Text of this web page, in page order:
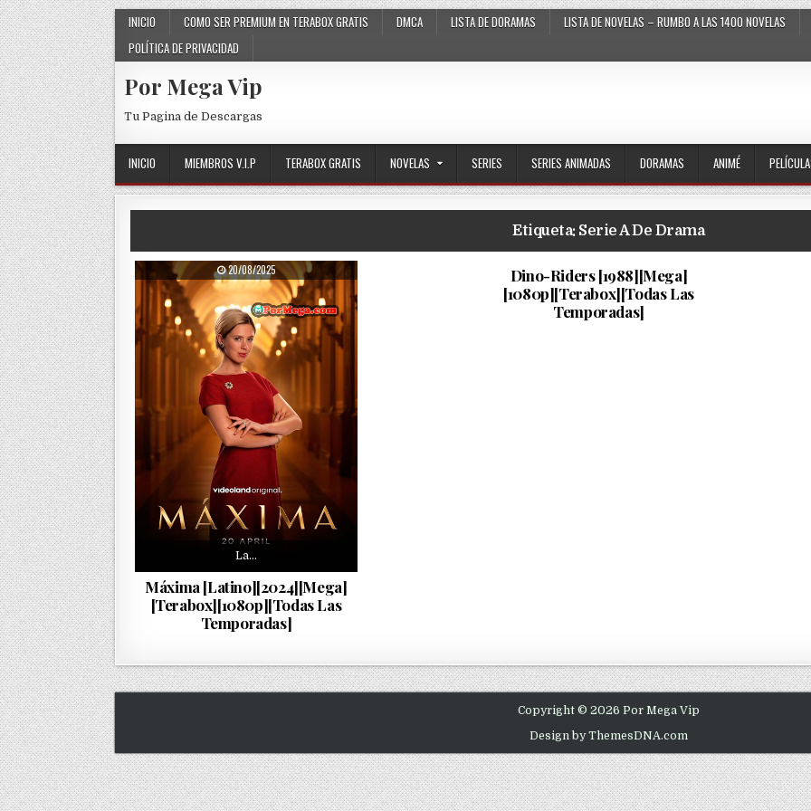
Skip to content INICIO COMO SER PREMIUM EN TERABOX GRATIS DMCA LISTA DE DORAMAS LISTA DE NOVELAS – RUMBO A LAS 1400 NOVELAS
POLÍTICA DE PRIVACIDAD
Por Mega Vip
Tu Pagina de Descargas
INICIO MIEMBROS V.I.P TERABOX GRATIS NOVELAS SERIES SERIES ANIMADAS DORAMAS ANIMÉ
Etiqueta: Serie A De Drama
PUBLISHED DATE:
20/08/2025
La…
Máxima [Latino][2024][Mega]
[Terabox][1080p][Todas Las
Temporadas]
PUBLISHED DATE:
26/01/2025
Dino-Riders [1988][Mega]
[1080p][Terabox][Todas Las
Temporadas]
Copyright © 2026 Por Mega Vip
Design by ThemesDNA.com